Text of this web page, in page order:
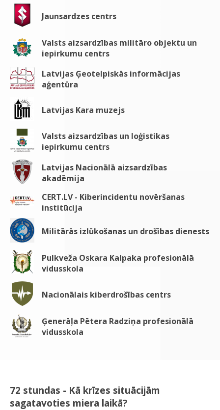
Jaunsardzes centrs
Valsts aizsardzības militāro objektu un
iepirkumu centrs
Latvijas Ģeotelpiskās informācijas
aģentūra
Latvijas Kara muzejs
Valsts aizsardzības un loģistikas
iepirkumu centrs
Latvijas Nacionālā aizsardzības
akadēmija
CERT.LV - Kiberincidentu novēršanas
institūcija
Militārās izlūkošanas un drošības dienests
Pulkveža Oskara Kalpaka profesionālā
vidusskola
Nacionālais kiberdrošības centrs
Ģenerāļa Pētera Radziņa profesionālā
vidusskola
72 stundas - Kā krīzes situācijām
sagatavoties miera laikā?